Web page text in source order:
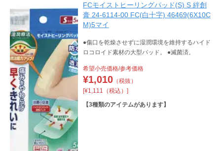
FCモイストヒーリングパッド(S) S 絆創
膏 24-6114-00 FC(白十字) 46469(6X10C
M)5マイ
●傷口を乾燥させずに湿潤環境を維持するハイド
ロコロイド素材の大型パッド。 ●滅菌済。
希望小売価格/参考価格
¥1,010（税抜）
[¥1,111（税込）]
【3種類のアイテムがあります】